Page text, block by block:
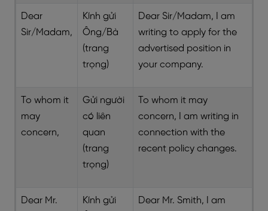
Dear
Sir/Madam,
Kính gửi
Ông/Bà
(trang
trọng)
Dear Sir/Madam, I am
writing to apply for the
advertised position in
your company.
To whom it
may
concern,
Gửi người
có liên
quan
(trang
trọng)
To whom it may
concern, I am writing in
connection with the
recent policy changes.
Dear Mr.
Kính gửi
Dear Mr. Smith, I am